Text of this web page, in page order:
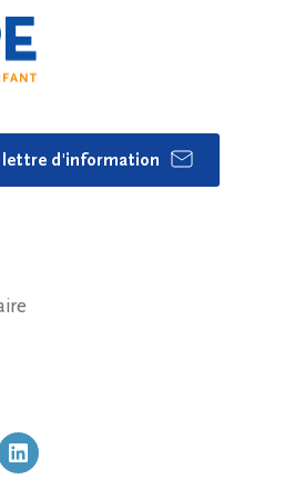
lettre d'information